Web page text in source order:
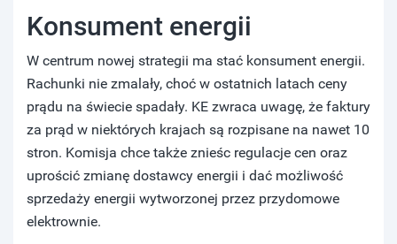
Konsument energii
W centrum nowej strategii ma stać konsument energii.
Rachunki nie zmalały, choć w ostatnich latach ceny
prądu na świecie spadały. KE zwraca uwagę, że faktury
za prąd w niektórych krajach są rozpisane na nawet 10
stron. Komisja chce także znieśc regulacje cen oraz
uprościć zmianę dostawcy energii i dać możliwość
sprzedaży energii wytworzonej przez przydomowe
elektrownie.